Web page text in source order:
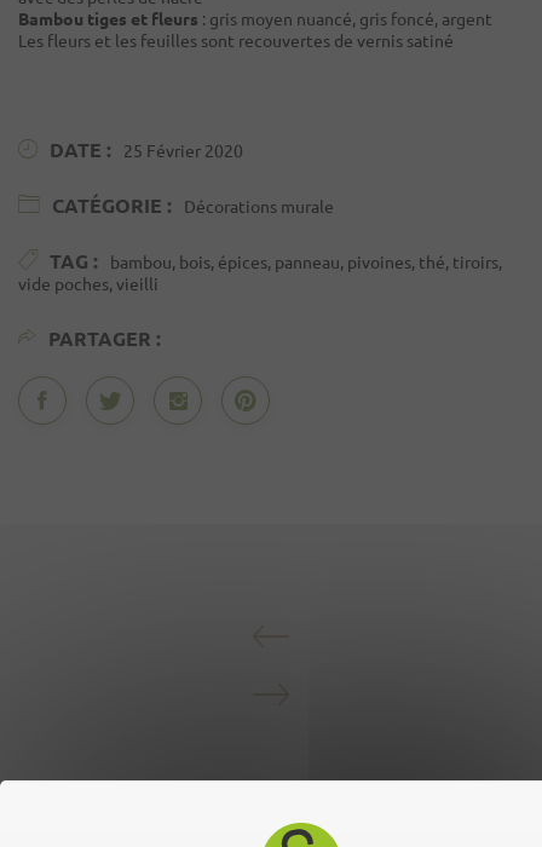
Bambou tiges et fleurs : gris moyen nuancé, gris foncé, argent
Les fleurs et les feuilles sont recouvertes de vernis satiné
DATE : 25 Février 2020
CATÉGORIE : Décorations murale
TAG :
bambou, bois, épices, panneau, pivoines, thé, tiroirs,
vide poches, vieilli
PARTAGER :